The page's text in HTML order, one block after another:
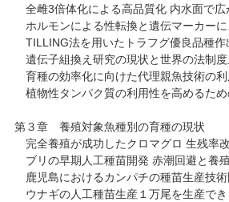
全雌3倍体化による高品質化 内水面で広
ホルモンによる性転換と遺伝マーカーに
TILLING法を用いたトラフグ優良品種作
遺伝子組換え研究の現状と世界の法制度
育種の効率化に向けた代理親魚技術の利
植物性タンパク質の利用性を高めるた
第３章 養殖対象魚種別の育種の現状
完全養殖が成功したクロマグロ 生残率
ブリの早期人工種苗開発 赤潮回避と養
鹿児島におけるカンパチの種苗生産技
ウナギの人工種苗生産１万尾を生産で